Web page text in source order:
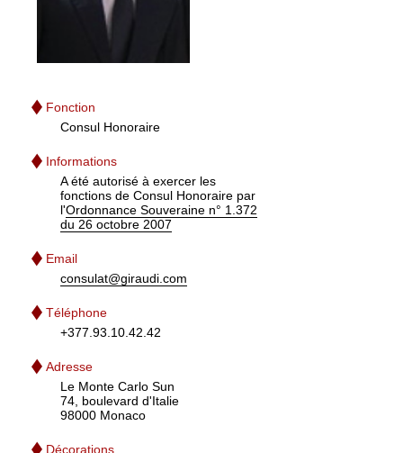
Fonction
Consul Honoraire
Informations
A été autorisé à exercer les
fonctions de Consul Honoraire par
l'Ordonnance Souveraine n° 1.372
du 26 octobre 2007
Email
consulat@giraudi.com
Téléphone
+377.93.10.42.42
Adresse
Le Monte Carlo Sun
74, boulevard d'Italie
98000 Monaco
Décorations